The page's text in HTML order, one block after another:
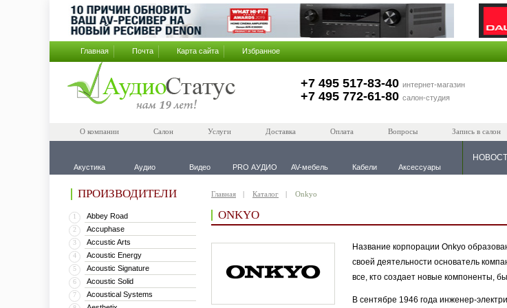
Главная Почта Карта сайта Избранное
+7 495 517-83-40 интернет-магазин
+7 495 772-61-80 салон-студия
О компании Салон Услуги Доставка Оплата Вопросы Запись в салон
Акустика Аудио Видео PRO АУДИО AV-мебель Кабели Аксессуары
ПРОИЗВОДИТЕЛИ
1 Abbey Road
2 Accuphase
3 Accustic Arts
4 Acoustic Energy
5 Acoustic Signature
6 Acoustic Solid
7 Acoustical Systems
Главная Каталог Onkyo
ONKYO
Название корпорации Onkyo
своей деятельности основатель
все, кто создает новые компоненты,
В сентябре 1946 года инженер-